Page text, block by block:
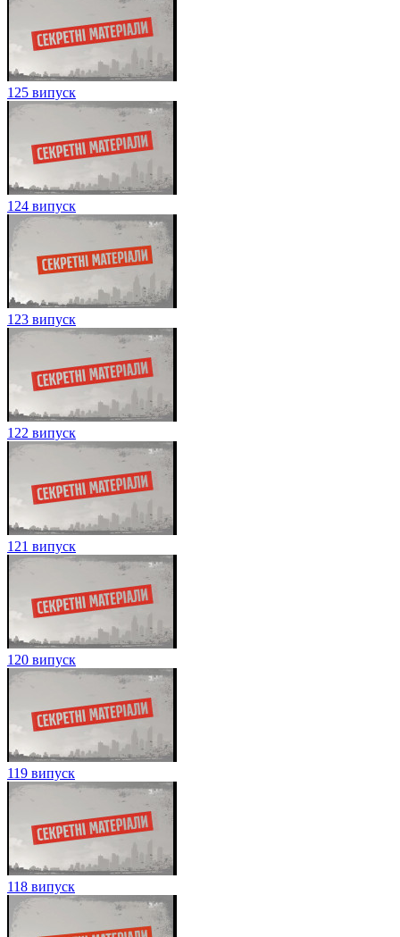
125 випуск
124 випуск
123 випуск
122 випуск
121 випуск
120 випуск
119 випуск
118 випуск